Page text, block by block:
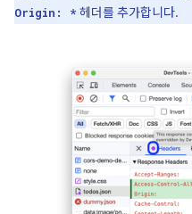
Origin: * 헤더를 추가합니다.